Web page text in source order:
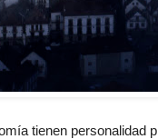
tienen personalidad